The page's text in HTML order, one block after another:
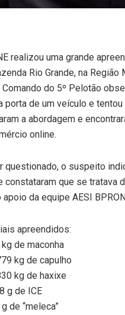
realizou uma grande
Rio Grande, na
Comando do 5º Pelotão
porta de um veículo e
a abordagem e
online.
questionado, o suspeito
constataram que se tratava
apoio da equipe AESI
apreendidos:
de maconha
kg de capulho
kg de haxixe
g de ICE
de “meleca”